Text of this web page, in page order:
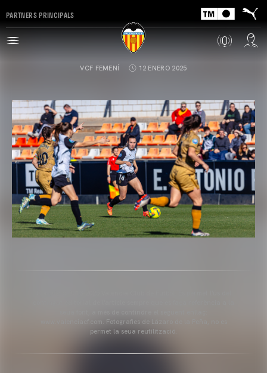
PARTNERS PRINCIPALS
VCF FEMENÍ 12 ENERO 2025
www.valenciacf.com. Fotografies de Lázaro de la Peña, no es
permet la seua reutilització.